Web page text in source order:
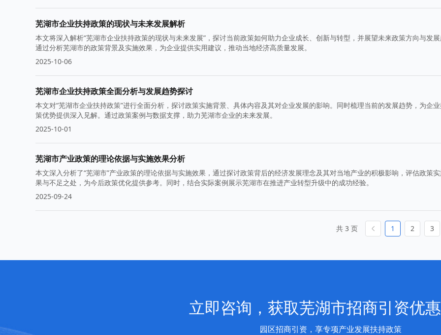
芜湖市企业扶持政策的现状与未来发展解析
本文将深入解析“芜湖市企业扶持政策的现状与未来发展”，探讨当前政策如何助力企业成长、创新与转型，并展望未来政策方向与发展
通过分析芜湖市的政策背景及实施效果，为企业提供实用建议，推动当地经济高质量发展。
2025-10-06
芜湖市企业扶持政策全面分析与发展趋势探讨
本文对“芜湖市企业扶持政策”进行全面分析，探讨政策实施背景、具体内容及其对企业发展的影响。同时梳理当前的发展趋势，为企
策优势提供深入见解。通过政策案例与数据支撑，助力芜湖市企业的未来发展。
2025-10-01
芜湖市产业政策的理论依据与实施效果分析
本文深入分析了“芜湖市”产业政策的理论依据与实施效果，通过探讨政策背后的经济发展理念及其对当地产业的积极影响，评估政策
果与不足之处，为今后政策优化提供参考。同时，结合实际案例展示芜湖市在推进产业转型升级中的成功经验。
2025-09-24
共 3 页 1 2 3
立即咨询，获取芜湖市招商引资优
园区招商引资，享专项产业发展扶持政策